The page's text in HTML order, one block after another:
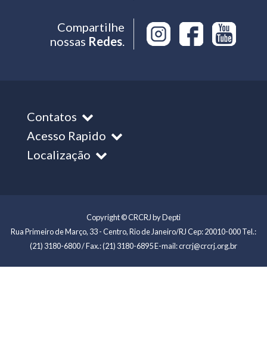
Compartilhe
nossas Redes.
Contatos
Acesso Rapido
Localização
Copyright © CRCRJ by Depti
Rua Primeiro de Março, 33 - Centro, Rio de Janeiro/RJ Cep: 20010-000 Tel.:
(21) 3180-6800 / Fax.: (21) 3180-6895 E-mail: crcrj@crcrj.org.br